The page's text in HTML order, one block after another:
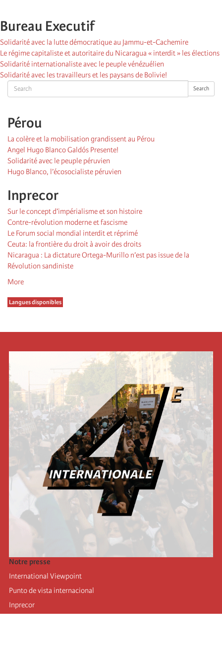
Search Search
Pérou
La colère et la mobilisation grandissent au Pérou
Angel Hugo Blanco Galdós Presente!
Solidarité avec le peuple péruvien
Hugo Blanco, l’écosocialiste péruvien
Inprecor
Sur le concept d’impérialisme et son histoire
Contre-révolution moderne et fascisme
Le Forum social mondial interdit et réprimé
Ceuta: la frontière du droit à avoir des droits
Nicaragua : La dictature Ortega-Murillo n’est pas issue de la
Révolution sandiniste
More
Langues disponibles
Bureau Executif
Solidarité avec la lutte démocratique au Jammu-et-Cachemire
Le régime capitaliste et autoritaire du Nicaragua « interdit » les élections
Solidarité internationaliste avec le peuple vénézuélien
Solidarité avec les travailleurs et les paysans de Bolivie!
Notre presse
International Viewpoint
Punto de vista internacional
Inprecor